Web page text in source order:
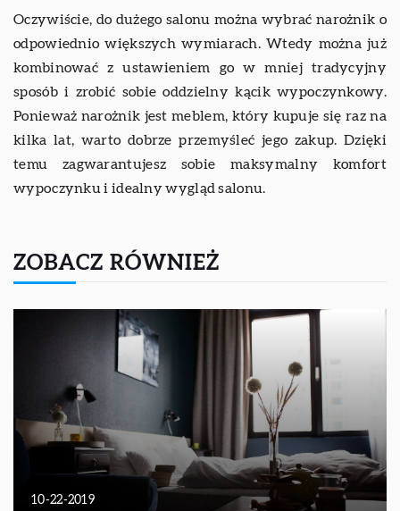
Oczywiście, do dużego salonu można wybrać narożnik o
odpowiednio większych wymiarach. Wtedy można już
kombinować z ustawieniem go w mniej tradycyjny
sposób i zrobić sobie oddzielny kącik wypoczynkowy.
Ponieważ narożnik jest meblem, który kupuje się raz na
kilka lat, warto dobrze przemyśleć jego zakup. Dzięki
temu zagwarantujesz sobie maksymalny komfort
wypoczynku i idealny wygląd salonu.
ZOBACZ RÓWNIEŻ
10-22-2019